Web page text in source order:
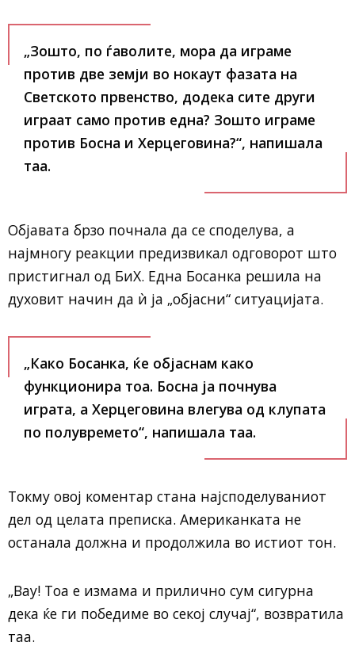
„Зошто, по ѓаволите, мора да играме
против две земји во нокаут фазата на
Светското првенство, додека сите други
играат само против една? Зошто играме
против Босна и Херцеговина?“, напишала
таа.
Објавата брзо почнала да се споделува, а
најмногу реакции предизвикал одговорот што
пристигнал од БиХ. Една Босанка решила на
духовит начин да ѝ ја „објасни“ ситуацијата.
„Како Босанка, ќе објаснам како
функционира тоа. Босна ја почнува
играта, а Херцеговина влегува од клупата
по полувремето“, напишала таа.
Токму овој коментар стана најсподелуваниот
дел од целата преписка. Американката не
останала должна и продолжила во истиот тон.
„Вау! Тоа е измама и прилично сум сигурна
дека ќе ги победиме во секој случај“, возвратила
таа.